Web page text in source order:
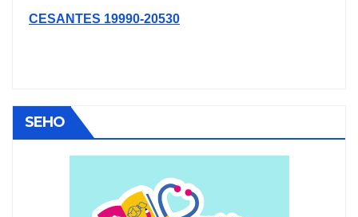
CESANTES 19990-20530
SEHO